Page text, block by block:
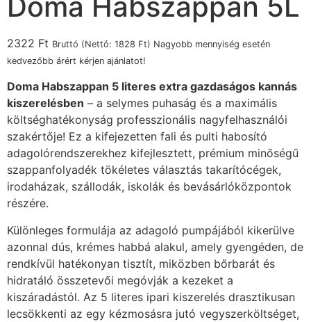
2322 Ft Bruttó (Nettó: 1828 Ft) Nagyobb mennyiség esetén
kedvezőbb árért kérjen ajánlatot!
Doma Habszappan 5 literes extra gazdaságos kannás
kiszerelésben – a selymes puhaság és a maximális
költséghatékonyság professzionális nagyfelhasználói
szakértője! Ez a kifejezetten fali és pulti habosító
adagolórendszerekhez kifejlesztett, prémium minőségű
szappanfolyadék tökéletes választás takarítócégek,
irodaházak, szállodák, iskolák és bevásárlóközpontok
részére.
Különleges formulája az adagoló pumpájából kikerülve
azonnal dús, krémes habbá alakul, amely gyengéden, de
rendkívül hatékonyan tisztít, miközben bőrbarát és
hidratáló összetevői megóvják a kezeket a
kiszáradástól. Az 5 literes ipari kiszerelés drasztikusan
lecsökkenti az egy kézmosásra jutó vegyszerköltséget,